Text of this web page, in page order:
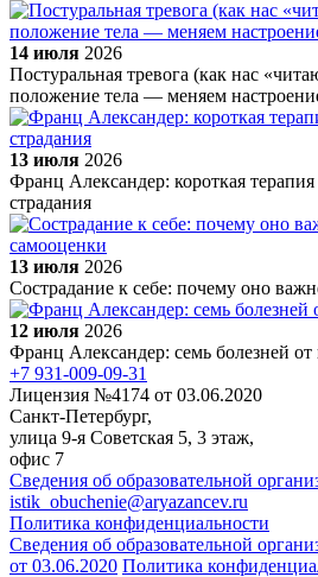
14 июля 2026
Постуральная тревога (как нас
положение тела — меняем
13 июля 2026
Франц Александер: короткая
страдания
13 июля 2026
Сострадание к себе: почему оно
12 июля 2026
Франц Александер: семь болезней от
+7 931-009-09-31
Лицензия №4174 от 03.06.2020
Санкт-Петербург,
улица 9-я Советская 5​, 3 этаж,
офис 7
Сведения об образовательной
istik_obuchenie@aryazancev.ru
Политика конфиденциальности
Сведения об образовательной
от 03.06.2020 Политика